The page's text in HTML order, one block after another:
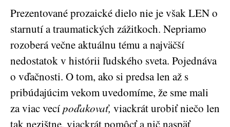
Prezentované prozaické dielo nie je však LEN o
starnutí a traumatických zážitkoch. Nepriamo
rozoberá večne aktuálnu tému a najväčší
nedostatok v histórii ľudského sveta. Pojednáva
o vďačnosti. O tom, ako si predsa len až s
pribúdajúcim vekom uvedomíme, že sme mali
za viac vecípoďakovať, viackrát urobiť niečo len
tak nezištne, viackrát pomôcť a nič naspäť